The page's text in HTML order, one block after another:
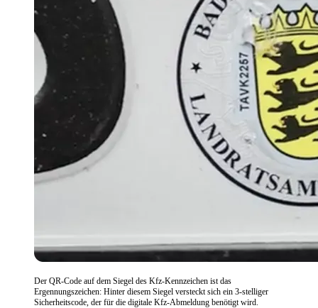
Der QR-Code auf dem Siegel des Kfz-Kennzeichen ist das
Ergennungszeichen: Hinter diesem Siegel versteckt sich ein 3-stelliger
Sicherheitscode, der für die digitale Kfz-Abmeldung benötigt wird.